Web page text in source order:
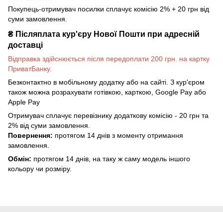
Покупець-отримувач посилки сплачує комісію 2% + 20 грн від
суми замовлення.
₴ Післяплата кур'єру Нової Пошти при адресній
доставці
Відправка здійснюється після передоплати 200 грн. на картку
ПриватБанку.
Безконтактно в мобільному додатку або на сайті. З кур'єром
також можна розрахувати готівкою, карткою, Google Pay або
Apple Pay
Отримувач сплачує перевізнику додаткову комісію - 20 грн та
2% від суми замовлення.
Повернення: протягом 14 днів з моменту отримання
замовлення.
Обмін: протягом 14 днів, на таку ж саму модель іншого
кольору чи розміру.